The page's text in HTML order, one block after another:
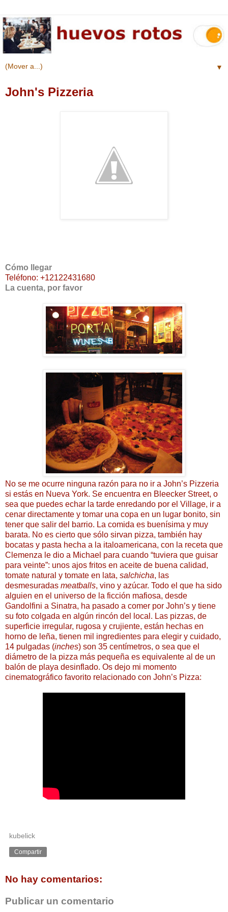
▼
John's Pizzeria
Cómo llegar
Teléfono: +12122431680
La cuenta, por favor
No se me ocurre ninguna razón para no ir a John’s Pizzeria
si estás en Nueva York. Se encuentra en Bleecker Street, o
sea que puedes echar la tarde enredando por el Village, ir a
cenar directamente y tomar una copa en un lugar bonito, sin
tener que salir del barrio. La comida es buenísima y muy
barata. No es cierto que sólo sirvan pizza, también hay
bocatas y pasta hecha a la italoamericana, con la receta que
Clemenza le dio a Michael para cuando “tuviera que guisar
para veinte”: unos ajos fritos en aceite de buena calidad,
tomate natural y tomate en lata, salchicha, las
desmesuradas meatballs, vino y azúcar. Todo el que ha sido
alguien en el universo de la ficción mafiosa, desde
Gandolfini a Sinatra, ha pasado a comer por John’s y tiene
su foto colgada en algún rincón del local. Las pizzas, de
superficie irregular, rugosa y crujiente, están hechas en
horno de leña, tienen mil ingredientes para elegir y cuidado,
14 pulgadas (inches) son 35 centímetros, o sea que el
diámetro de la pizza más pequeña es equivalente al de un
balón de playa desinflado. Os dejo mi momento
cinematográfico favorito relacionado con John’s Pizza:
kubelick
Compartir
No hay comentarios:
Publicar un comentario